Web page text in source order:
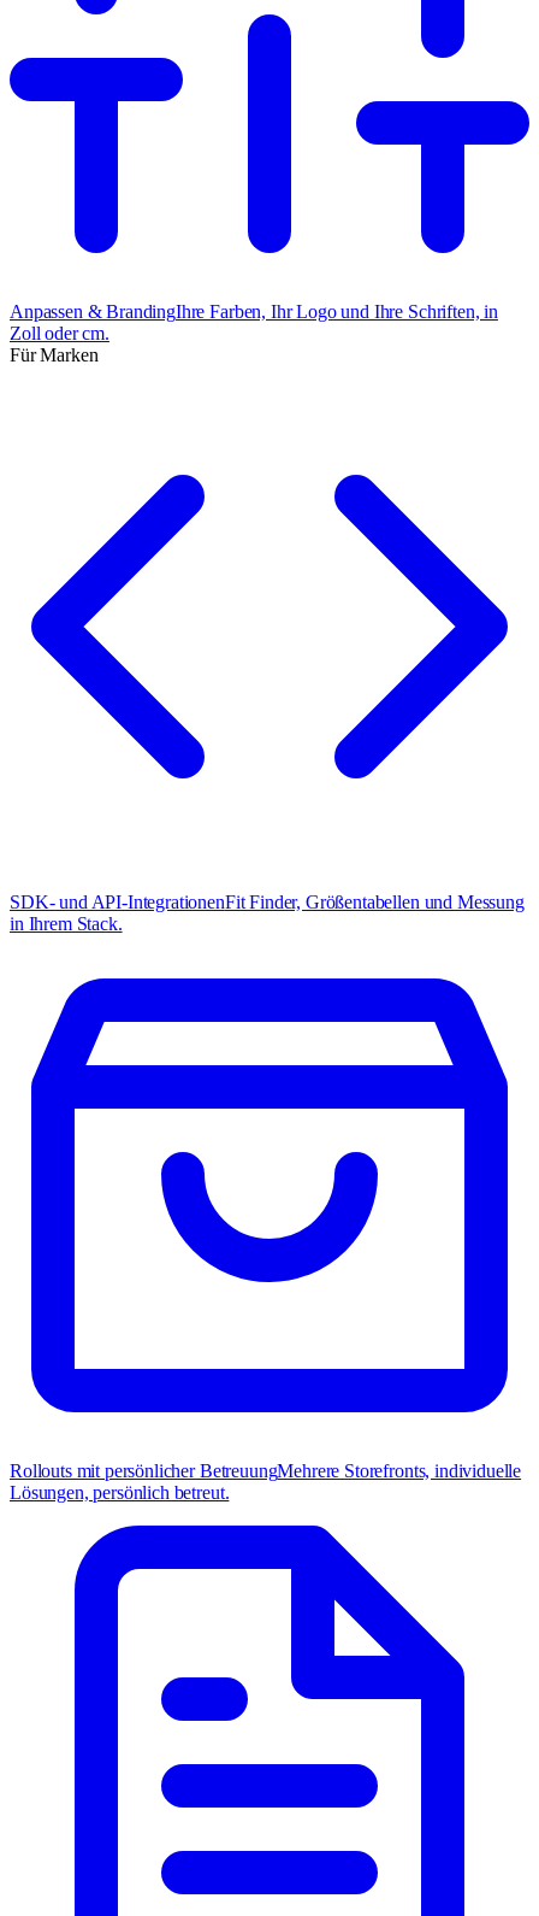
Anpassen & BrandingIhre Farben, Ihr Logo und Ihre Schriften, in
Zoll oder cm.
Für Marken
SDK- und API-IntegrationenFit Finder, Größentabellen und Messung
in Ihrem Stack.
Rollouts mit persönlicher BetreuungMehrere Storefronts, individuelle
Lösungen, persönlich betreut.